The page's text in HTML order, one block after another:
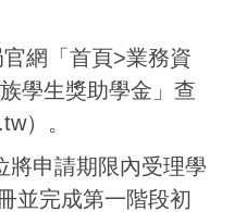
網「首頁>業務資
學生獎助學金」查
）。
將申請期限內受理學
並完成第一階段初